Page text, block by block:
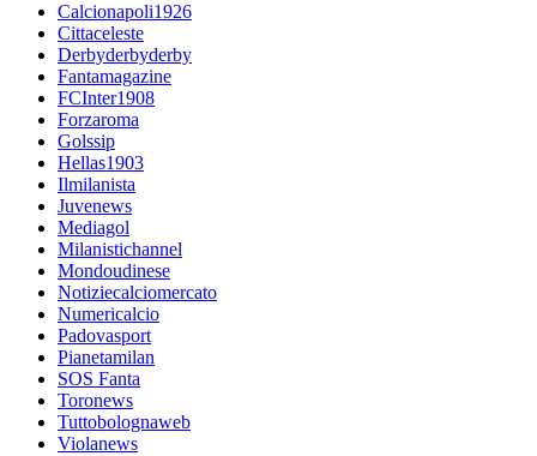
Calcionapoli1926
Cittaceleste
Derbyderbyderby
Fantamagazine
FCInter1908
Forzaroma
Golssip
Hellas1903
Ilmilanista
Juvenews
Mediagol
Milanistichannel
Mondoudinese
Notiziecalciomercato
Numericalcio
Padovasport
Pianetamilan
SOS Fanta
Toronews
Tuttobolognaweb
Violanews